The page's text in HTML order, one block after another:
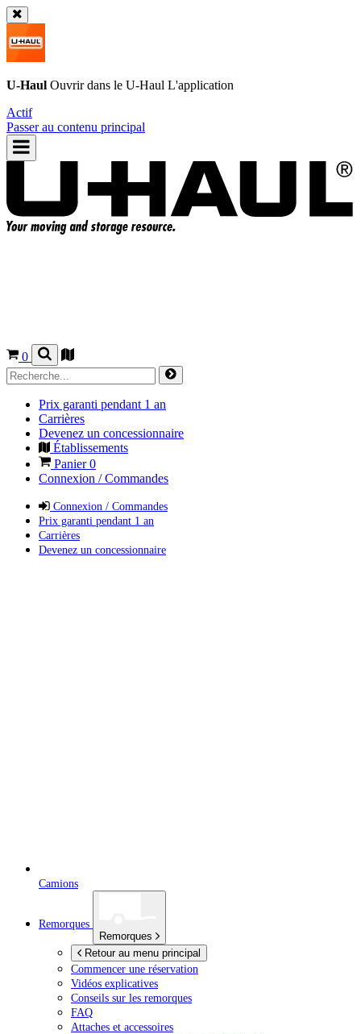
U-Haul Ouvrir dans le U-Haul L'application
Actif
Passer au contenu principal
0
Prix garanti pendant 1 an
Carrières
Devenez un concessionnaire
Établissements
Panier0
Connexion / Commandes
Connexion / Commandes
Prix garanti pendant 1 an
Carrières
Devenez un concessionnaire
Camions
Remorques
Remorques
Retour au menu principal
Commencer une réservation
Vidéos explicatives
Conseils sur les remorques
FAQ
Attaches et accessoires